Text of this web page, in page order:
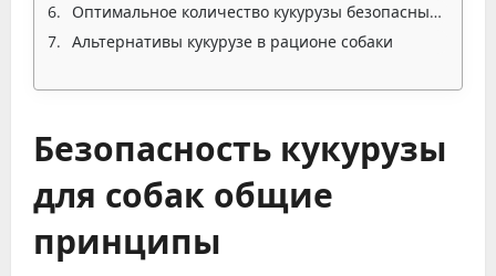
Оптимальное количество кукурузы безопасные дозы
Альтернативы кукурузе в рационе собаки
Безопасность кукурузы
для собак общие
принципы